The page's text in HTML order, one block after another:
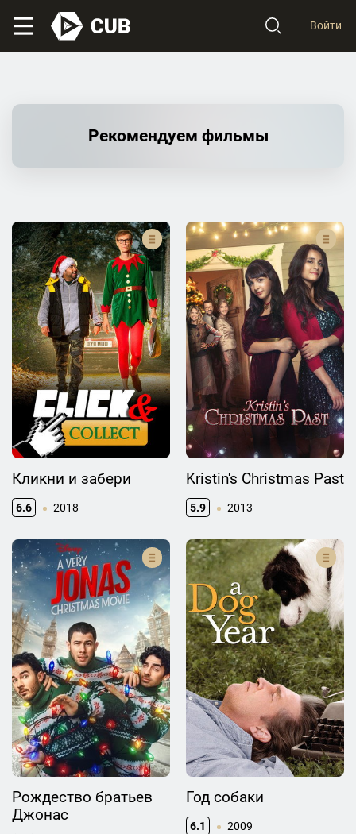
Войти
Рекомендуем фильмы
Кликни и забери
6.6 2018
Kristin's Christmas Past
5.9 2013
Рождество братьев
Джонас
Год собаки
6.1 2009